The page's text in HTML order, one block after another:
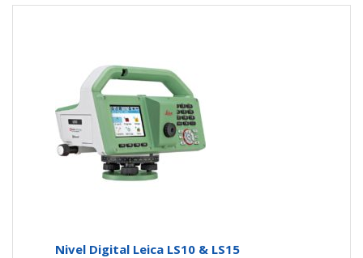
Nivel Digital Leica LS10 & LS15